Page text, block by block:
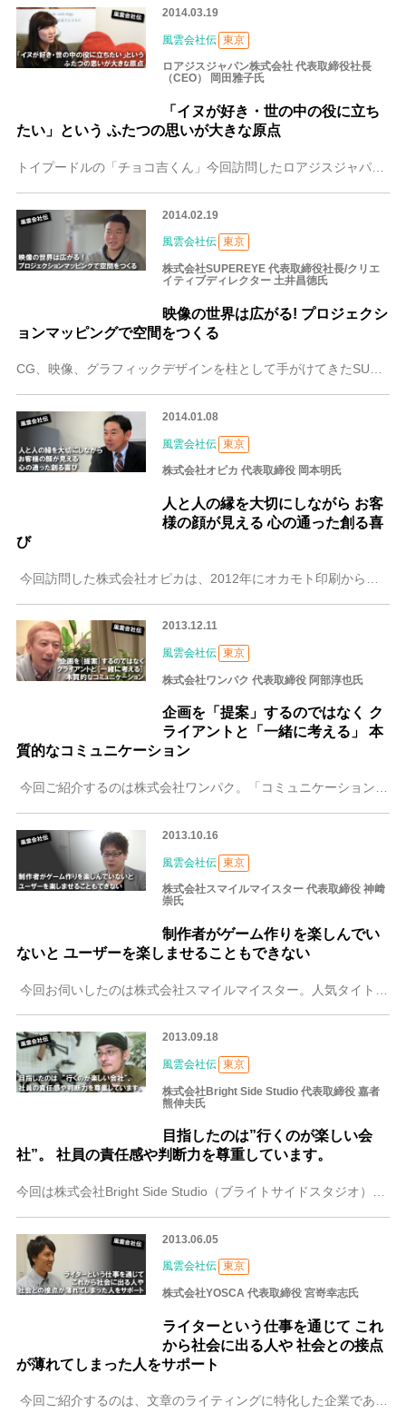
2014.03.19
風雲会社伝 東京
ロアジスジャパン株式会社 代表取締役社長
（CEO） 岡田雅子氏
「イヌが好き・世の中の役に立ち
たい」という ふたつの思いが大きな原点
トイプードルの「チョコ吉くん」今回訪問したロアジスジャパン株式会社は、自由が丘でドッグスパ、トリミング、カフェ、ショップ、ドッグホテル、イベント等を手掛けていま
2014.02.19
風雲会社伝 東京
株式会社SUPEREYE 代表取締役社長/クリエ
イティブディレクター 土井昌徳氏
映像の世界は広がる! プロジェクシ
ョンマッピングで空間をつくる
2014.01.08
風雲会社伝 東京
株式会社オピカ 代表取締役 岡本明氏
人と人の縁を大切にしながら お客
様の顔が見える 心の通った創る喜
び
2013.12.11
風雲会社伝 東京
株式会社ワンパク 代表取締役 阿部淳也氏
企画を「提案」するのではなく ク
ライアントと「一緒に考える」 本
質的なコミュニケーション
2013.10.16
風雲会社伝 東京
株式会社スマイルマイスター 代表取締役 神﨑
崇氏
制作者がゲーム作りを楽しんでい
ないと ユーザーを楽しませることもできない
2013.09.18
風雲会社伝 東京
株式会社Bright Side Studio 代表取締役 嘉者
熊伸夫氏
目指したのは”行くのが楽しい会
社”。 社員の責任感や判断力を尊重しています。
2013.06.05
風雲会社伝 東京
株式会社YOSCA 代表取締役 宮嵜幸志氏
ライターという仕事を通じて これ
から社会に出る人や 社会との接点
が薄れてしまった人をサポート
今回ご紹介するのは、文章のライティングに特化した企業である株式会社YOSCAです。主婦や学生などを含む在宅ライターのまとめ役となり、Webサイトなどを立ち上げ